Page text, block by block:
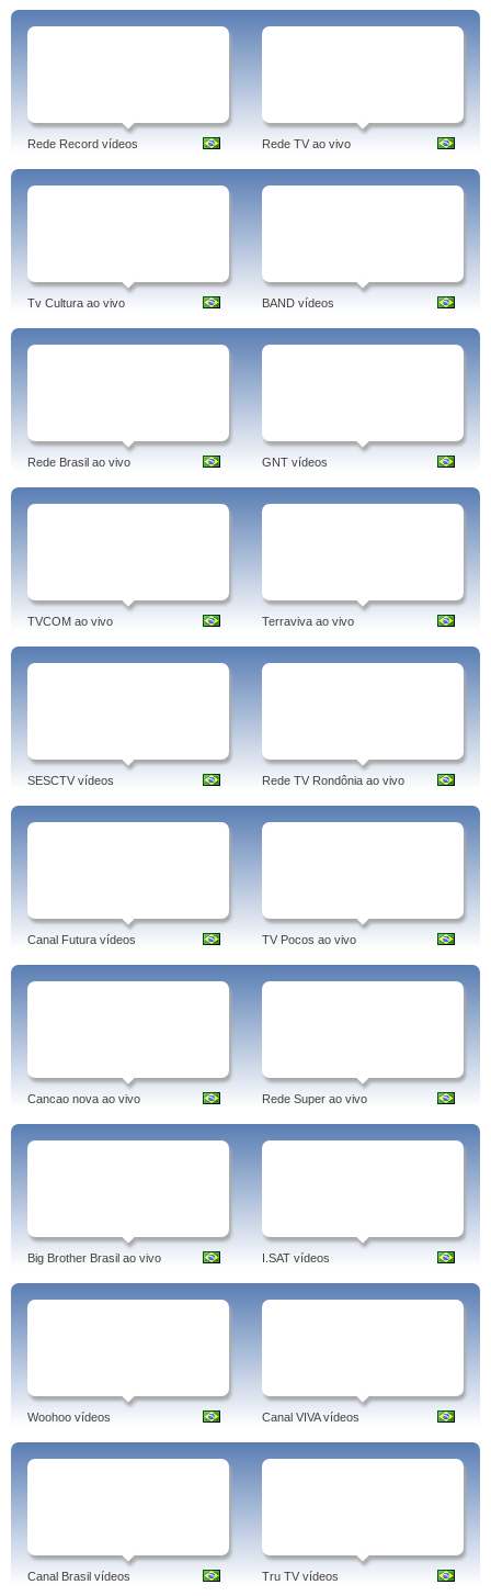
Rede Record vídeos Rede TV ao vivo
Tv Cultura ao vivo BAND vídeos
Rede Brasil ao vivo GNT vídeos
TVCOM ao vivo Terraviva ao vivo
SESCTV vídeos Rede TV Rondônia ao vivo
Canal Futura vídeos TV Pocos ao vivo
Cancao nova ao vivo Rede Super ao vivo
Big Brother Brasil ao vivo I.SAT vídeos
Woohoo vídeos Canal VIVA vídeos
Canal Brasil vídeos Tru TV vídeos